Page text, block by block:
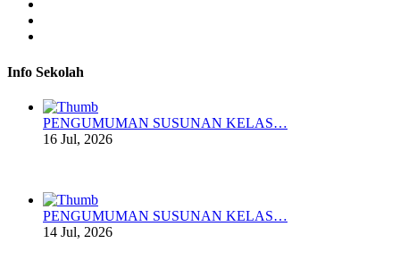
Info Sekolah
PENGUMUMAN SUSUNAN KELAS…
16 Jul, 2026
PENGUMUMAN SUSUNAN KELAS…
14 Jul, 2026